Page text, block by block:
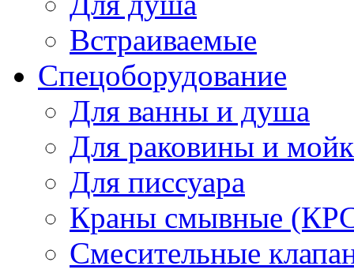
Встраиваемые
Спецоборудование
Для ванны и душа
Для раковины и
Для писсуара
Краны смывные
Смесительные